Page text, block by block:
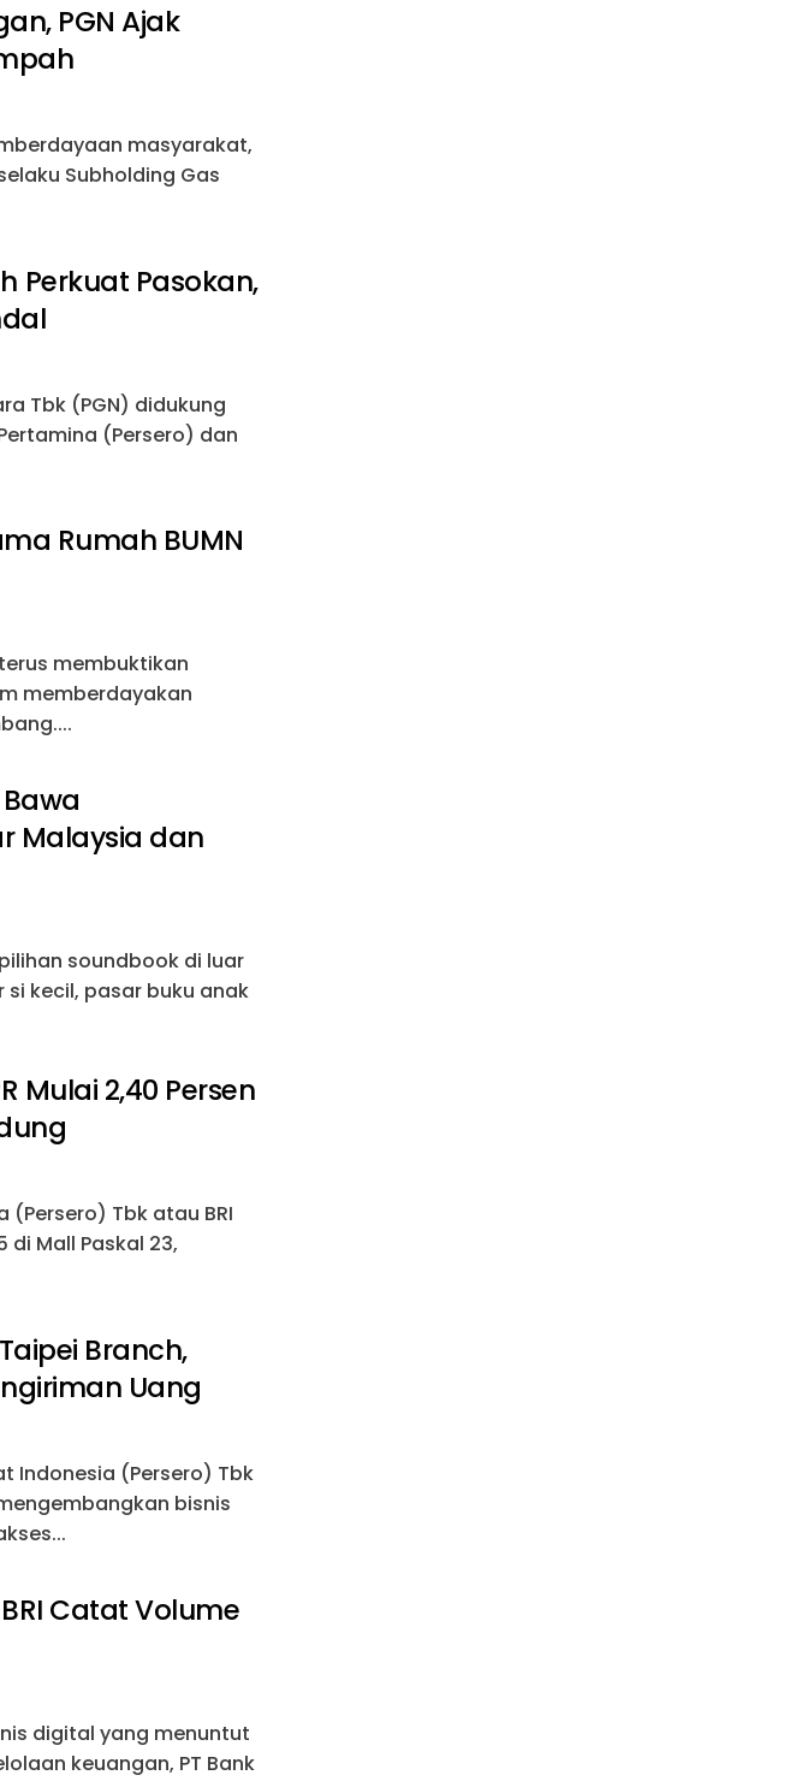
PGN Ajak
masyarakat,
Subholding Gas
Perkuat Pasokan,
Tbk (PGN) didukung
(Persero) dan
Rumah BUMN
terus membuktikan
memberdayakan
Malaysia dan
soundbook di luar
kecil, pasar buku anak
Mulai 2,40 Persen
(Persero) Tbk atau BRI
di Mall Paskal 23,
Branch,
Uang
Indonesia (Persero) Tbk
bisnis
Catat Volume
digital yang menuntut
keuangan, PT Bank